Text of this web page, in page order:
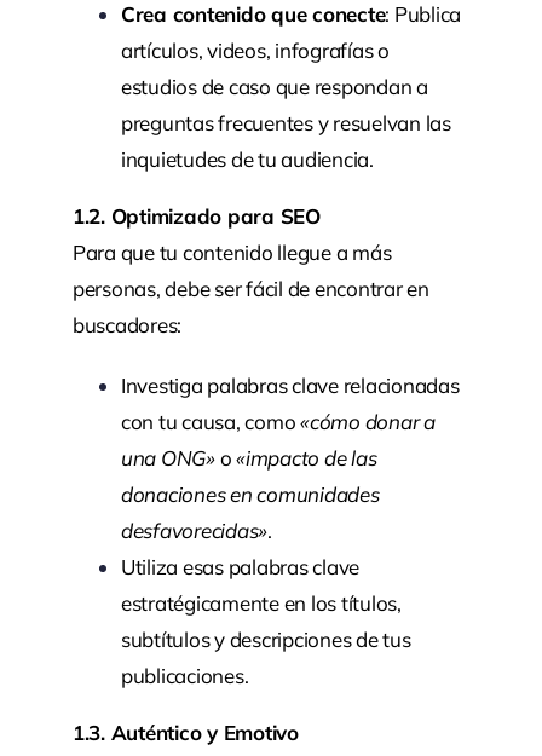
Crea contenido que conecte: Publica
artículos, videos, infografías o
estudios de caso que respondan a
preguntas frecuentes y resuelvan las
inquietudes de tu audiencia.
1.2. Optimizado para SEO
Para que tu contenido llegue a más
personas, debe ser fácil de encontrar en
buscadores:
Investiga palabras clave relacionadas
con tu causa, como«cómo donar a
una ONG»o«impacto de las
donaciones en comunidades
desfavorecidas».
Utiliza esas palabras clave
estratégicamente en los títulos,
subtítulos y descripciones de tus
publicaciones.
1.3. Auténtico y Emotivo